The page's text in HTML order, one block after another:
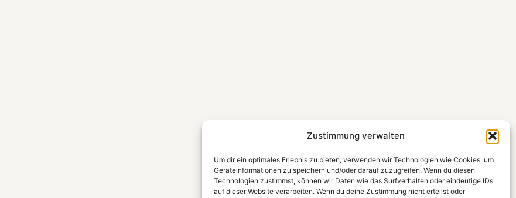
Zustimmung verwalten
Um dir ein optimales Erlebnis zu bieten, verwenden wir Technologien wie Cookies, um
Geräteinformationen zu speichern und/oder darauf zuzugreifen. Wenn du diesen
Technologien zustimmst, können wir Daten wie das Surfverhalten oder eindeutige IDs
auf dieser Website verarbeiten. Wenn du deine Zustimmung nicht erteilst oder